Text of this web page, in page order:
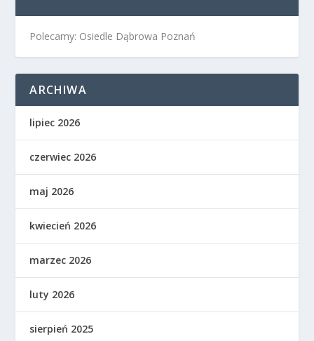
Polecamy: Osiedle Dąbrowa Poznań
ARCHIWA
lipiec 2026
czerwiec 2026
maj 2026
kwiecień 2026
marzec 2026
luty 2026
sierpień 2025